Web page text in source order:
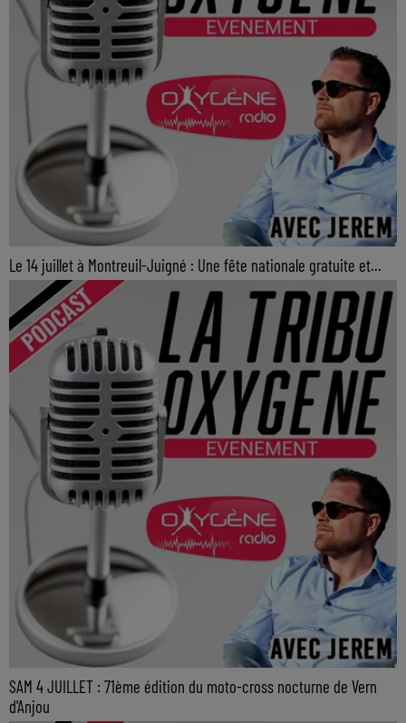
Le 14 juillet à Montreuil-Juigné : Une fête nationale gratuite et...
SAM 4 JUILLET : 71ème édition du moto-cross nocturne de Vern
d'Anjou